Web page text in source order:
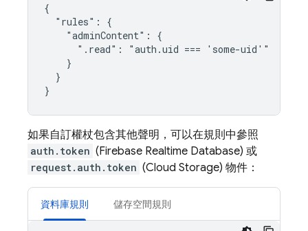
{
  "rules": {
    "adminContent": {
      ".read": "auth.uid === 'some-uid'"
    }
  }
如果自訂權杖包含其他聲明，可以在規則中參照
auth.token (Firebase Realtime Database) 或
request.auth.token (Cloud Storage) 物件：
資料庫規則 儲存空間規則